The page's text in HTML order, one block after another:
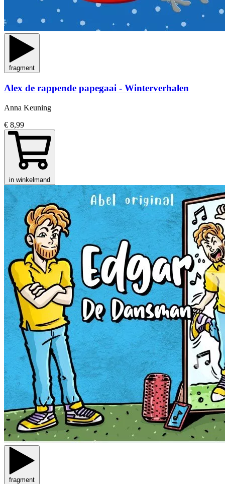
fragment
Alex de rappende papegaai - Winterverhalen
Anna Keuning
€ 8,99
in winkelmand
fragment